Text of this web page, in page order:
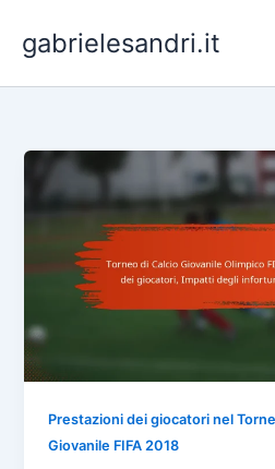
content
gabrielesandri.it
Prestazioni dei giocatori nel
Giovanile FIFA 2018